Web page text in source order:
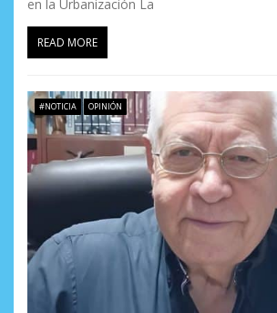
r
a
d
a
s
en la Urbanización La
READ MORE
#NOTICIA OPINIÓN